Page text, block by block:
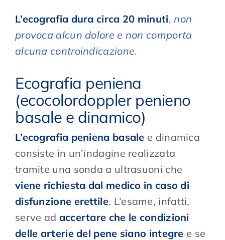
L’ecografia dura circa 20 minuti,non
provoca alcun dolore e non comporta
alcuna controindicazione.
Ecografia peniena
(ecocolordoppler penieno
basale e dinamico)
L’ecografia peniena basale e dinamica
consiste in un’indagine realizzata
tramite una sonda a ultrasuoni che
viene richiesta dal medico in caso di
disfunzione erettile. L’esame, infatti,
serve ad accertare che le condizioni
delle arterie del pene siano integre e se